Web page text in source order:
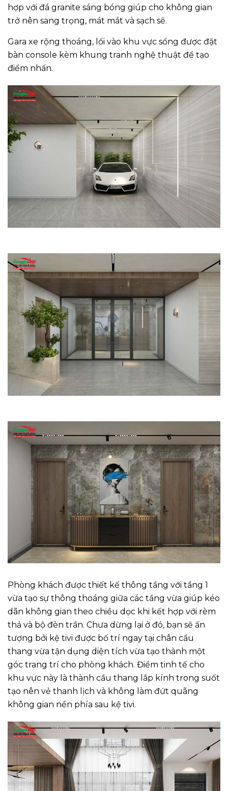
hợp với đá granite sáng bóng giúp cho không gian
trở nên sang trọng, mát mắt và sạch sẽ.
Gara xe rộng thoáng, lối vào khu vực sống được đặt
bàn console kèm khung tranh nghệ thuật để tạo
điểm nhấn.
Phòng khách được thiết kế thông tầng với tầng 1
vừa tạo sự thông thoáng giữa các tầng vừa giúp kéo
dãn không gian theo chiều dọc khi kết hợp với rèm
thả và bộ đèn trần. Chưa dừng lại ở đó, bạn sẽ ấn
tượng bởi kệ tivi được bố trí ngay tại chân cầu
thang vừa tận dụng diện tích vừa tạo thành một
góc trang trí cho phòng khách. Điểm tinh tế cho
khu vực này là thành cầu thang lắp kính trong suốt
tạo nên vẻ thanh lịch và không làm đứt quãng
không gian nền phía sau kệ tivi.